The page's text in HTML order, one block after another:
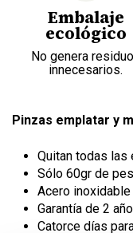
Embalaje
ecológico
No genera
innecesarios.
Pinzas emplatar y
Quitan todas las
Sólo 60gr de
Acero inoxidable
Garantía de 2
Catorce días